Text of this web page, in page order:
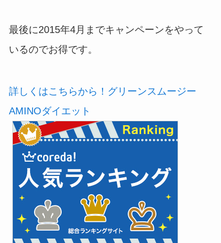
最後に2015年4月までキャンペーンをやって
いるのでお得です。
詳しくはこちらから！グリーンスムージー
AMINOダイエット